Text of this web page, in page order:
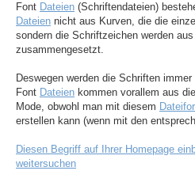
Font Dateien (Schriftendateien)
Dateien nicht aus Kurven, die die
sondern die Schriftzeichen werden
zusammengesetzt.
Deswegen werden die Schriften
Font Dateien kommen vorallem aus
Mode, obwohl man mit diesem
erstellen kann (wenn mit den
Diesen Begriff auf Ihrer Homepage
weitersuchen